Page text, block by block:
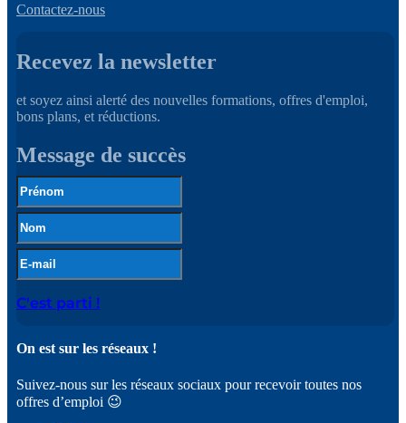
Contactez-nous
Recevez la newsletter
et soyez ainsi alerté des nouvelles formations, offres d'emploi,
bons plans, et réductions.
Message de succès
C'est parti !
On est sur les réseaux !
Suivez-nous sur les réseaux sociaux pour recevoir toutes nos
offres d’emploi 😉